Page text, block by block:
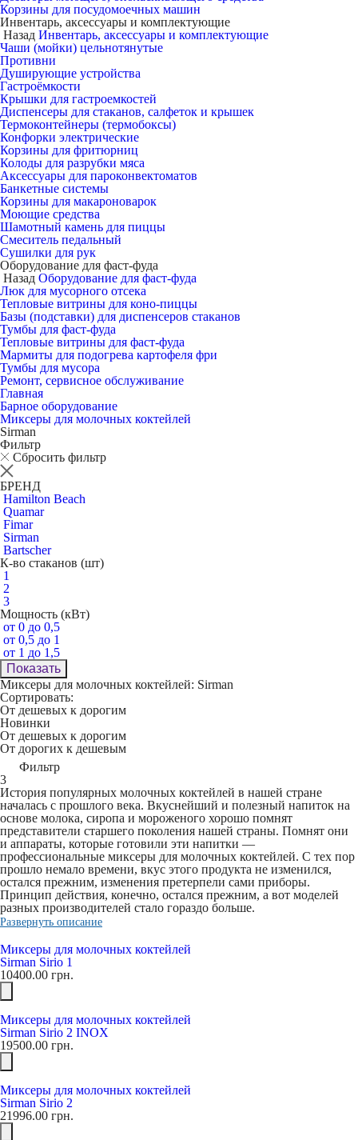
Корзины для посудомоечных машин
Инвентарь, аксессуары и комплектующие
Назад Инвентарь, аксессуары и комплектующие
Чаши (мойки) цельнотянутые
Противни
Душирующие устройства
Гастроёмкости
Крышки для гастроемкостей
Диспенсеры для стаканов, салфеток и крышек
Термоконтейнеры (термобоксы)
Конфорки электрические
Корзины для фритюрниц
Колоды для разрубки мяса
Аксессуары для пароконвектоматов
Банкетные системы
Корзины для макароноварок
Моющие средства
Шамотный камень для пиццы
Смеситель педальный
Сушилки для рук
Оборудование для фаст-фуда
Назад Оборудование для фаст-фуда
Люк для мусорного отсека
Тепловые витрины для коно-пиццы
Базы (подставки) для диспенсеров стаканов
Тумбы для фаст-фуда
Тепловые витрины для фаст-фуда
Мармиты для подогрева картофеля фри
Тумбы для мусора
Ремонт, сервисное обслуживание
Главная
Барное оборудование
Миксеры для молочных коктейлей
Sirman
Фильтр
Сбросить фильтр
БРЕНД
Hamilton Beach
Quamar
Fimar
Sirman
Bartscher
К-во стаканов (шт)
1
2
3
Мощность (кВт)
от 0 до 0,5
от 0,5 до 1
от 1 до 1,5
Показать
Миксеры для молочных коктейлей: Sirman
Сортировать:
От дешевых к дорогим
Новинки
От дешевых к дорогим
От дорогих к дешевым
Фильтр
3
История популярных молочных коктейлей в нашей стране
началась с прошлого века. Вкуснейший и полезный напиток на
основе молока, сиропа и мороженого хорошо помнят
представители старшего поколения нашей страны. Помнят они
и аппараты, которые готовили эти напитки —
профессиональные миксеры для молочных коктейлей. С тех пор
прошло немало времени, вкус этого продукта не изменился,
остался прежним, изменения претерпели сами приборы.
Принцип действия, конечно, остался прежним, а вот моделей
разных производителей стало гораздо больше.
Развернуть описание
Миксеры для молочных коктейлей
Sirman Sirio 1
10400.00 грн.
Миксеры для молочных коктейлей
Sirman Sirio 2 INOX
19500.00 грн.
Миксеры для молочных коктейлей
Sirman Sirio 2
21996.00 грн.